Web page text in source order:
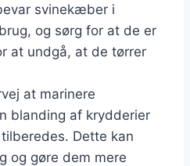
svinekæber i
og sørg for at de er
at undgå, at de tørrer
at marinere
blanding af krydderier
Dette kan
og gøre dem mere